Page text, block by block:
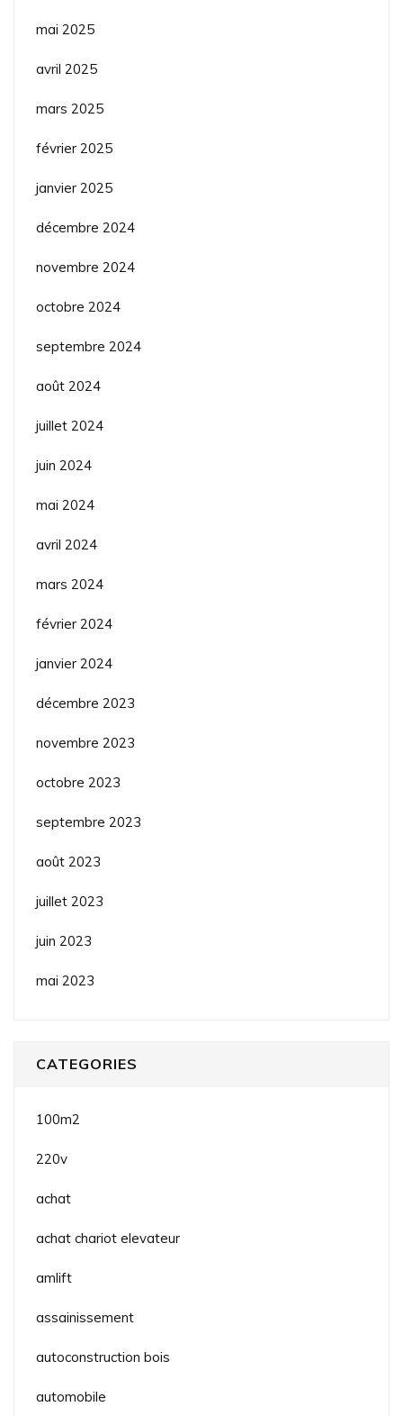
mai 2025
avril 2025
mars 2025
février 2025
janvier 2025
décembre 2024
novembre 2024
octobre 2024
septembre 2024
août 2024
juillet 2024
juin 2024
mai 2024
avril 2024
mars 2024
février 2024
janvier 2024
décembre 2023
novembre 2023
octobre 2023
septembre 2023
août 2023
juillet 2023
juin 2023
mai 2023
CATEGORIES
100m2
220v
achat
achat chariot elevateur
amlift
assainissement
autoconstruction bois
automobile